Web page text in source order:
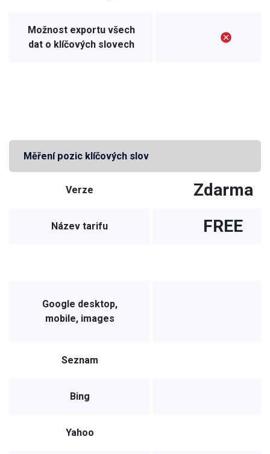
Možnost exportu všech
dat o klíčových slovech
Měření pozic klíčových slov
Verze Zdarma
Název tarifu FREE
Google desktop,
mobile, images
Seznam
Bing
Yahoo